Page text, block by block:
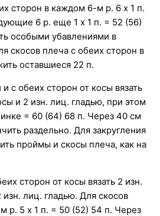
сторон в каждом 6-м р. 6 х 1 п.
6 р. еще 1 х 1 п. = 52 (56)
особыми убавлениями в
скосов плеча с обеих сторон в
оставшиеся 22 п.
с обеих сторон от косы вязать
и 2 изн. лиц. гладью, при этом
= 60 (64) 68 п. Через 40 см
раздельно. Для закругления
проймы и скосы плеча, как на
сторон от косы вязать 2 изн.
лиц. гладью. Для скосов
р. 5 х 1 п. = 50 (52) 54 п. Через